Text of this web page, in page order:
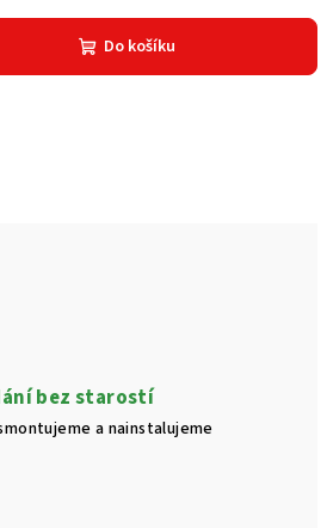
Do košíku
bez starostí
a nainstalujeme